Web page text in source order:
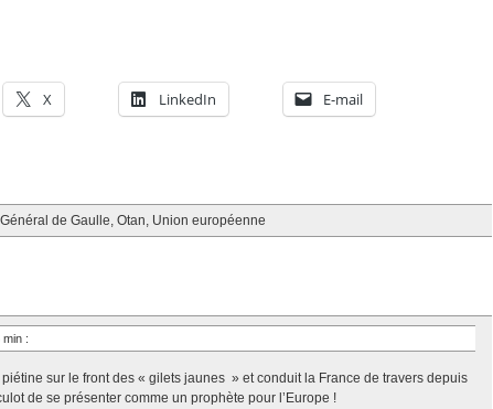
X LinkedIn
E-mail
Général de Gaulle, Otan, Union européenne
min :
sur le front des « gilets jaunes » et conduit la France de travers depuis
de se présenter comme un prophète pour l’Europe !